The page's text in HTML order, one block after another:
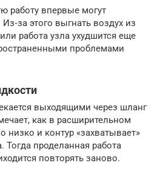
работу впервые могут
этого выгнать воздух из
работа узла ухудшится еще
проблемами
выходящими через шланг
как в расширительном
низко и контур «захватывает»
проделанная работа
повторять заново.